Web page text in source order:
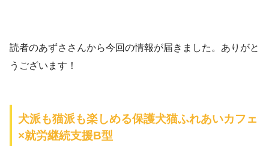
読者のあずささんから今回の情報が届きました。ありがと
うございます！
犬派も猫派も楽しめる保護犬猫ふれあいカフェ
×就労継続支援B型